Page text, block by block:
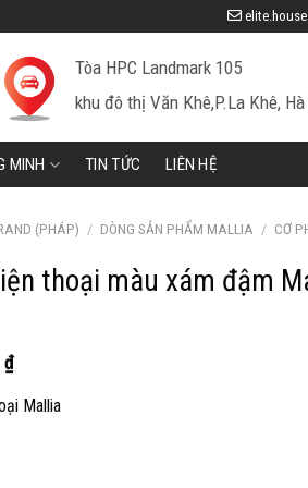
Tòa HPC Landmark 105
khu đô thị Văn Khê,P.La Khê,
MINH TIN TỨC LIÊN HỆ
(PHÁP) / DÒNG SẢN PHẨM MALLIA / CƠ
thoại màu xám đậm
₫Giá
hiện
tại
Mallia